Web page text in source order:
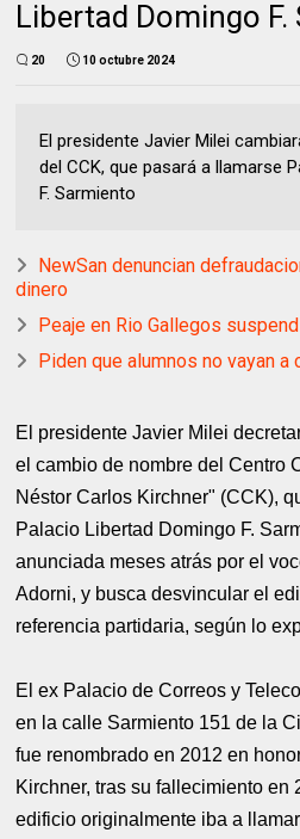
Libertad Domingo F.
20 10 octubre 2024
El presidente Javier Milei
del CCK, que pasará a llamarse
F. Sarmiento
NewSan denuncian
dinero
Peaje en Rio Gallegos
Piden que alumnos no vayan a
El presidente Javier Milei
el cambio de nombre del Centro
Néstor Carlos Kirchner" (CCK),
Palacio Libertad Domingo F.
anunciada meses atrás por el
Adorni, y busca desvincular el
referencia partidaria, según lo
El ex Palacio de Correos y
en la calle Sarmiento 151 de la
fue renombrado en 2012 en
Kirchner, tras su fallecimiento en
edificio originalmente iba a